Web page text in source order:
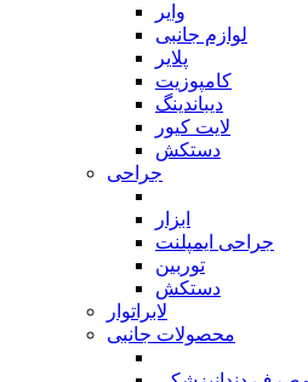
وایر
لوازم جانبی
پلایر
کامپوزیت
دیباندینگ
لایت کیور
دستکش
جراحی
ابزار
جراحی ایمپلنت
توربین
دستکش
لابراتوار
محصولات جانبی